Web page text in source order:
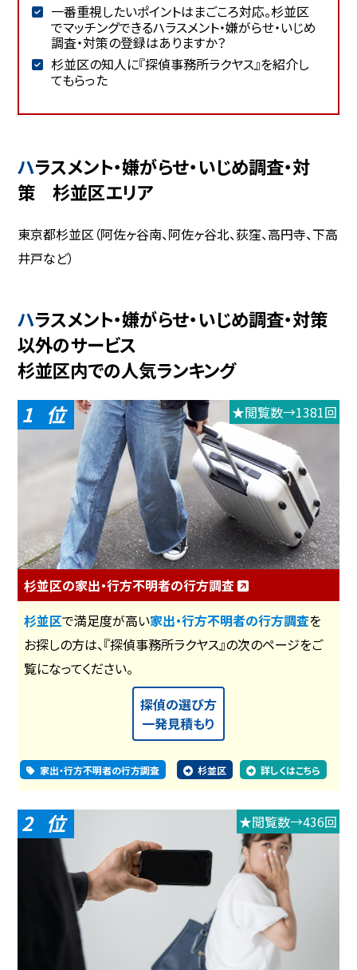
一番重視したいポイントはまごころ対応。杉並区
でマッチングできるハラスメント・嫌がらせ・いじめ
調査・対策の登録はありますか？
杉並区の知人に『探偵事務所ラクヤス』を紹介し
てもらった
ハラスメント・嫌がらせ・いじめ調査・対
策 杉並区エリア
東京都杉並区（阿佐ヶ谷南、阿佐ヶ谷北、荻窪、高円寺、下高
井戸など）
ハラスメント・嫌がらせ・いじめ調査・対策
以外のサービス
杉並区内での人気ランキング
1 ★閲覧数→1381回
杉並区の家出・行方不明者の行方調査
杉並区で満足度が高い家出・行方不明者の行方調査を
お探しの方は、『探偵事務所ラクヤス』の次のページをご
覧になってください。
探偵の選び方
一発見積もり
家出・行方不明者の行方調査 杉並区 詳しくはこちら
2 ★閲覧数→436回